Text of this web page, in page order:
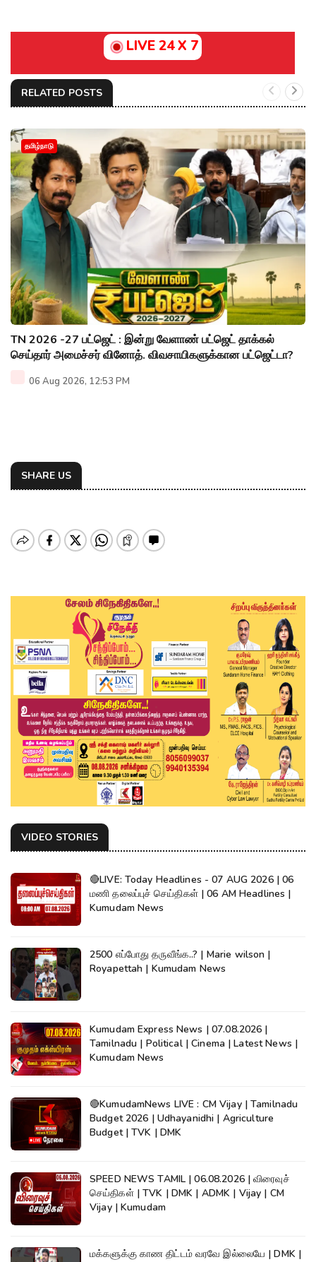
LIVE 24 X 7
RELATED POSTS
தமிழ்நாடு
TN 2026 -27 பட்ஜெட் : இன்று வேளாண் பட்ஜெட் தாக்கல்
செய்தார் அமைச்சர் வினோத். விவசாயிகளுக்கான பட்ஜெட்டா?
06 Aug 2026, 12:53 PM
SHARE US
VIDEO STORIES
🔴LIVE: Today Headlines - 07 AUG 2026 | 06
மணி தலைப்புச் செய்திகள் | 06 AM Headlines |
Kumudam News
2500 எப்போது தருவீங்க..? | Marie wilson |
Royapettah | Kumudam News
Kumudam Express News | 07.08.2026 |
Tamilnadu | Political | Cinema | Latest News |
Kumudam News
🔴KumudamNews LIVE : CM Vijay | Tamilnadu
Budget 2026 | Udhayanidhi | Agriculture
Budget | TVK | DMK
SPEED NEWS TAMIL | 06.08.2026 | விரைவுச்
செய்திகள் | TVK | DMK | ADMK | Vijay | CM
Vijay | Kumudam
மக்களுக்கு காண திட்டம் வரவே இல்லையே | DMK |